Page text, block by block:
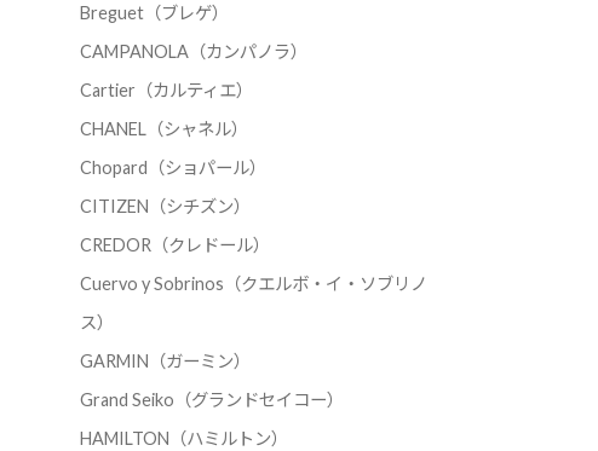
Breguet（ブレゲ）
CAMPANOLA（カンパノラ）
Cartier（カルティエ）
CHANEL（シャネル）
Chopard（ショパール）
CITIZEN（シチズン）
CREDOR（クレドール）
Cuervo y Sobrinos（クエルボ・イ・ソブリノ
ス）
GARMIN（ガーミン）
Grand Seiko（グランドセイコー）
HAMILTON（ハミルトン）